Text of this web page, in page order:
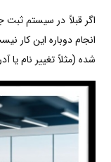
انجام دوباره این کار
شده (مثلاً تغییر نام یا